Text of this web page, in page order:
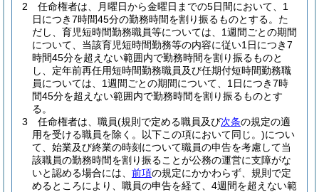
2
任命権者は、月曜日から金曜日までの5日間において、1
日につき7時間45分の勤務時間を割り振るものとする。 た
だし、育児短時間勤務職員等については、1週間ごとの期間
について、当該育児短時間勤務等の内容に従い1日につき7
時間45分を超えない範囲内で勤務時間を割り振るものと
し、定年前再任用短時間勤務職員及び任期付短時間勤務職
員については、1週間ごとの期間について、1日につき7時
間45分を超えない範囲内で勤務時間を割り振るものとす
る。
3
任命権者は、職員(規則で定める職員及び次条の規定の適
用を受ける職員を除く。以下この項において同じ。)につい
て、始業及び終業の時刻について職員の申告を考慮して当
該職員の勤務時間を割り振ることが公務の運営に支障がな
いと認める場合には、 前項の規定にかかわらず、規則で定
めるところにより、職員の申告を経て、4週間を超えない範